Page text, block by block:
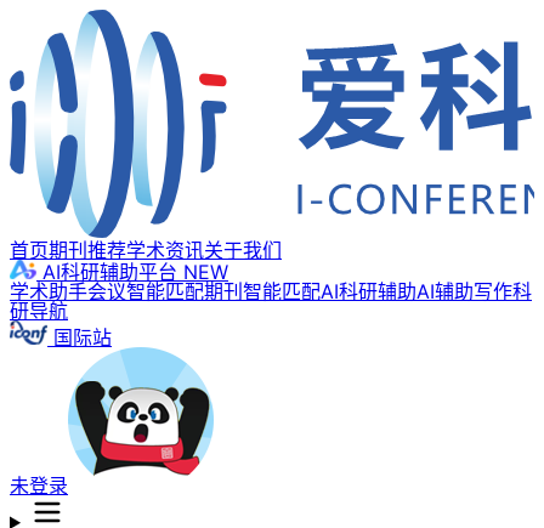
首页期刊推荐学术资讯关于我们
AI科研辅助平台 NEW
学术助手会议智能匹配期刊智能匹配AI科研辅助AI辅助写作科
研导航
国际站
未登录